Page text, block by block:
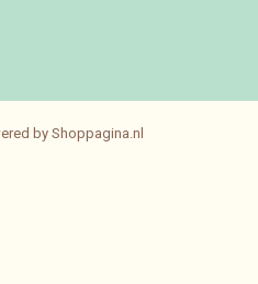
by Shoppagina.nl